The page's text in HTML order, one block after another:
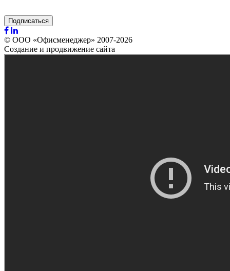
Подписаться
© ООО «Офисменеджер» 2007-2026
Создание и продвижение сайта